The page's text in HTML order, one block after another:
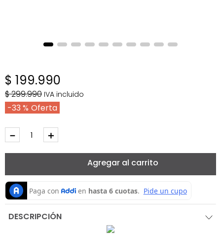
$ 199.990
$299.990 IVA incluido
33 %
＋
－
Agregar al carrito
DESCRIPCIÓN